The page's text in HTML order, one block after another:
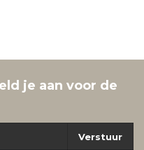
je aan voor de
Verstuur